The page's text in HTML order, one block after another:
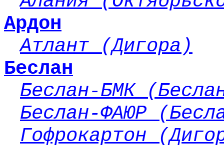
Ардон
Атлант (Дигора)
Беслан
Беслан-БМК
Беслан-ФАЮР
Гофрокартон